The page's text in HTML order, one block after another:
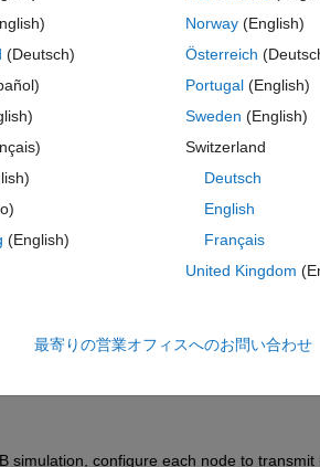
of 10 nodes 1 edge node and 1
サインインし
サインインしてア
simulation, configure each node to transmit
(Deutsch)
(English)
Norway(English)
Österreich
Portugal(English)
Sweden (English)
Switzerland
Deutsch
English
Français
United Kingdom
最寄りの営業オフィスへのお問い合わせ